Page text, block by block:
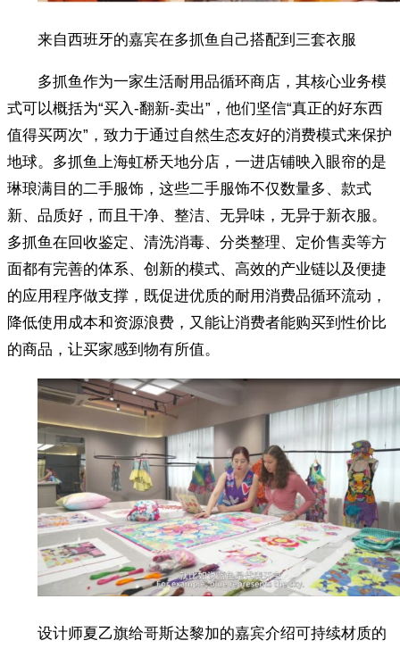
来自西班牙的嘉宾在多抓鱼自己搭配到三套衣服
多抓鱼作为一家生活耐用品循环商店，其核心业务模
式可以概括为“买入-翻新-卖出”，他们坚信“真正的好东西
值得买两次”，致力于通过自然生态友好的消费模式来保护
地球。多抓鱼上海虹桥天地分店，一进店铺映入眼帘的是
琳琅满目的二手服饰，这些二手服饰不仅数量多、款式
新、品质好，而且干净、整洁、无异味，无异于新衣服。
多抓鱼在回收鉴定、清洗消毒、分类整理、定价售卖等方
面都有完善的体系、创新的模式、高效的产业链以及便捷
的应用程序做支撑，既促进优质的耐用消费品循环流动，
降低使用成本和资源浪费，又能让消费者能购买到性价比
的商品，让买家感到物有所值。
设计师夏乙旗给哥斯达黎加的嘉宾介绍可持续材质的